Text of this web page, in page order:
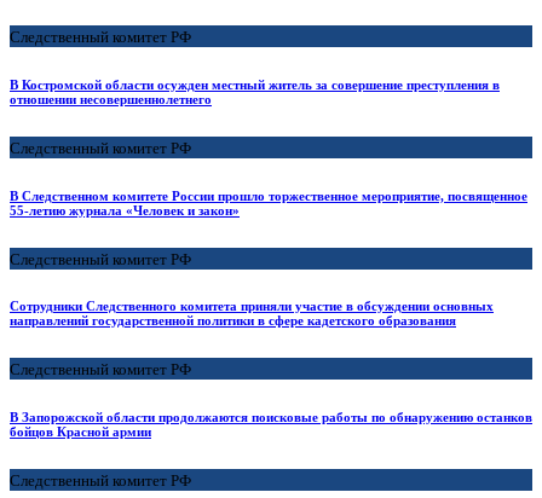
Следственный комитет РФ
В Костромской области осужден местный житель за совершение преступления в
отношении несовершеннолетнего
Следственный комитет РФ
В Следственном комитете России прошло торжественное мероприятие, посвященное
55-летию журнала «Человек и закон»
Следственный комитет РФ
Сотрудники Следственного комитета приняли участие в обсуждении основных
направлений государственной политики в сфере кадетского образования
Следственный комитет РФ
В Запорожской области продолжаются поисковые работы по обнаружению останков
бойцов Красной армии
Следственный комитет РФ